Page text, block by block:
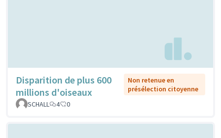
Disparition de plus 600
millions d'oiseaux
Non retenue en
présélection citoyenne
SCHALL
4 0